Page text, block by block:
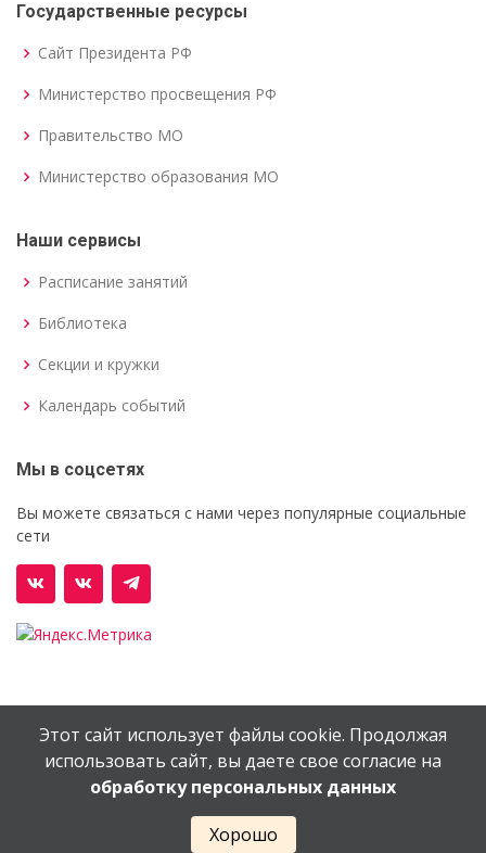
Государственные ресурсы
Сайт Президента РФ
Министерство просвещения РФ
Правительство МО
Министерство образования МО
Наши сервисы
Расписание занятий
Библиотека
Секции и кружки
Календарь событий
Мы в соцсетях
Вы можете связаться с нами через популярные социальные
сети
© Орехово-Зуевский железнодорожный техникум им.
В.И.Бондаренко
Сайт создан вEV-DV.RU
Этот сайт использует файлы cookie. Продолжая
использовать сайт, вы даете свое согласие на
обработку персональных данных
Хорошо